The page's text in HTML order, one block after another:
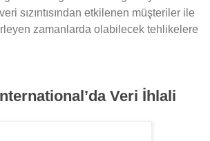
sızıntısından etkilenen müşteriler ile
zamanlarda olabilecek tehlikelere
Veri İhlali